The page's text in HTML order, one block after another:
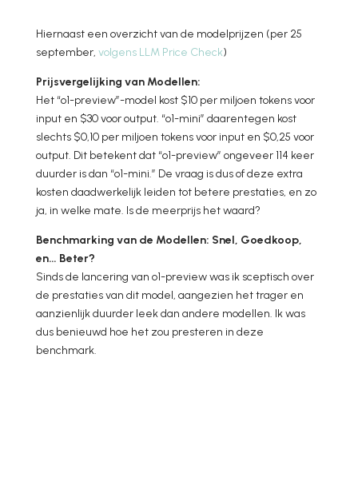
Hiernaast een overzicht van de modelprijzen (per 25
september, volgens LLM Price Check)
Prijsvergelijking van Modellen:
Het “o1-preview”-model kost $10 per miljoen tokens voor
input en $30 voor output. “o1-mini” daarentegen kost
slechts $0,10 per miljoen tokens voor input en $0,25 voor
output. Dit betekent dat “o1-preview” ongeveer 114 keer
duurder is dan “o1-mini.” De vraag is dus of deze extra
kosten daadwerkelijk leiden tot betere prestaties, en zo
ja, in welke mate. Is de meerprijs het waard?
Benchmarking van de Modellen: Snel, Goedkoop,
en… Beter?
Sinds de lancering van o1-preview was ik sceptisch over
de prestaties van dit model, aangezien het trager en
aanzienlijk duurder leek dan andere modellen. Ik was
dus benieuwd hoe het zou presteren in deze
benchmark.